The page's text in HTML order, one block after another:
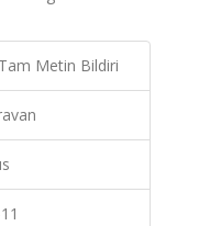
Metin Bildiri